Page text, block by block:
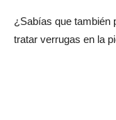
¿Sabías que también
tratar verrugas en la